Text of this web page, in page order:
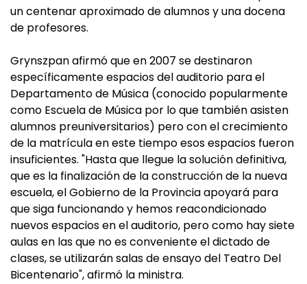
un centenar aproximado de alumnos y una docena
de profesores.
Grynszpan afirmó que en 2007 se destinaron
específicamente espacios del auditorio para el
Departamento de Música (conocido popularmente
como Escuela de Música por lo que también asisten
alumnos preuniversitarios) pero con el crecimiento
de la matrícula en este tiempo esos espacios fueron
insuficientes. "Hasta que llegue la solución definitiva,
que es la finalización de la construcción de la nueva
escuela, el Gobierno de la Provincia apoyará para
que siga funcionando y hemos reacondicionado
nuevos espacios en el auditorio, pero como hay siete
aulas en las que no es conveniente el dictado de
clases, se utilizarán salas de ensayo del Teatro Del
Bicentenario", afirmó la ministra.